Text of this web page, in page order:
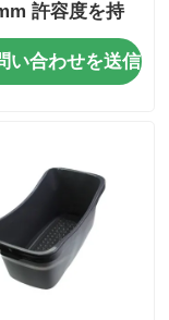
許容度を持
プラスチック注
い合わせを送信